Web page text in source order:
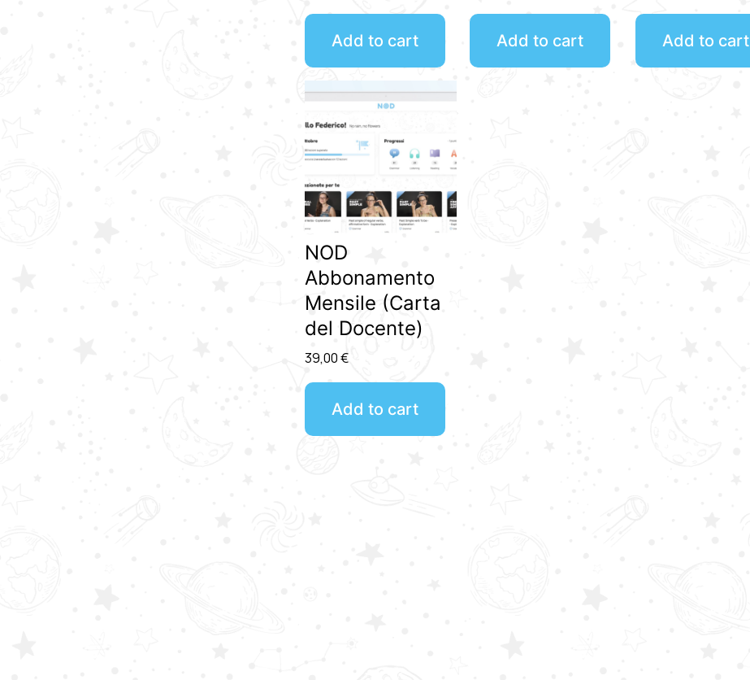
Add to cart Add to cart Add to cart
NOD
Abbonamento
Mensile (Carta
del Docente)
39,00€
Add to cart